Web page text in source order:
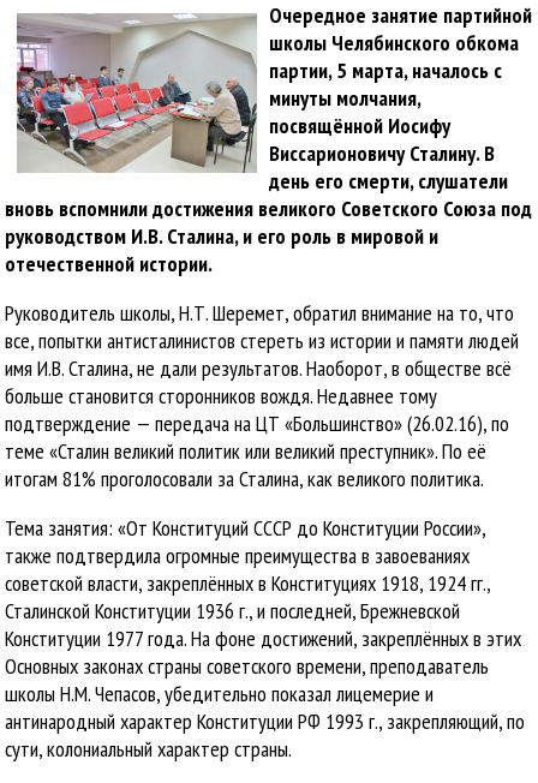
Очередное занятие партийной
школы Челябинского обкома
партии, 5 марта, началось с
минуты молчания,
посвящённой Иосифу
Виссарионовичу Сталину. В
день его смерти, слушатели
вновь вспомнили достижения великого Советского Союза под
руководством И.В. Сталина, и его роль в мировой и
отечественной истории.
Руководитель школы, Н.Т. Шеремет, обратил внимание на то, что
все, попытки антисталинистов стереть из истории и памяти людей
имя И.В. Сталина, не дали результатов. Наоборот, в обществе всё
больше становится сторонников вождя. Недавнее тому
подтверждение — передача на ЦТ «Большинство» (26.02.16), по
теме «Сталин великий политик или великий преступник». По её
итогам 81% проголосовали за Сталина, как великого политика.
Тема занятия: «От Конституций СССР до Конституции России»,
также подтвердила огромные преимущества в завоеваниях
советской власти, закреплённых в Конституциях 1918, 1924 гг.,
Сталинской Конституции 1936 г., и последней, Брежневской
Конституции 1977 года. На фоне достижений, закреплённых в этих
Основных законах страны советского времени, преподаватель
школы Н.М. Чепасов, убедительно показал лицемерие и
антинародный характер Конституции РФ 1993 г., закрепляющий, по
сути, колониальный характер страны.